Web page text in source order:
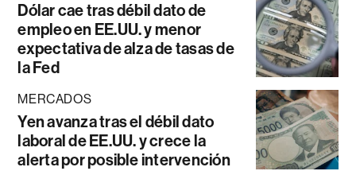
Dólar cae tras débil dato de
empleo en EE.UU. y menor
expectativa de alza de tasas de
la Fed
MERCADOS
Yen avanza tras el débil dato
laboral de EE.UU. y crece la
alerta por posible intervención